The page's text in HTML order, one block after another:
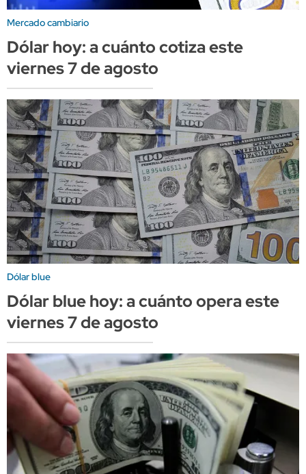
Mercado cambiario
Dólar hoy: a cuánto cotiza este
viernes 7 de agosto
Dólar blue
Dólar blue hoy: a cuánto opera este
viernes 7 de agosto